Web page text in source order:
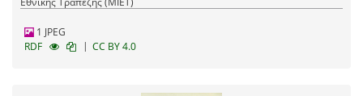
1 JPEG
RDF
| CC BY 4.0